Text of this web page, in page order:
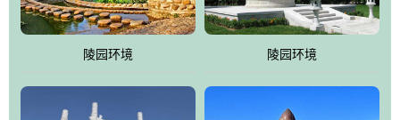
美、民族风格突出，与周边文物古迹交相呼应的极具吸引力的花园
式园林。
万佛园工程一期占地448亩，目前完成投资近12亿元人民币，园区采
用全仿古式建筑，寻求与世界文化遗产地清东陵的和谐统一，在园
区建设中寻求陵园建设与景区建设的有机融合，充分发挥独一无二
陵园环境 陵园环境